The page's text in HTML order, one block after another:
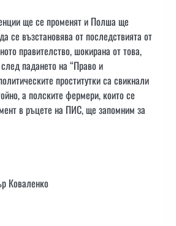
ще се променят и Полша ще
се възстановява от последствията от
правителство, шокирана от това,
падането на “Право и
проститутки са свикнали
а полските фермери, които се
в ръцете на ПИС, ще запомним за
Коваленко